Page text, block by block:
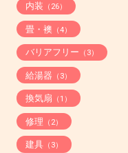
内装 （26）
畳・襖 （4）
バリアフリー （3）
給湯器 （3）
換気扇 （1）
修理 （2）
建具（3）